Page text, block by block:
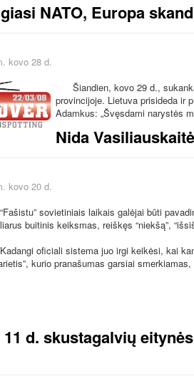
NATO, Europa
kovo 28 d.
Šiandien, kovo 29 d.,
provincijoje. Lietuva prisideda ir
Adamkus: „Švęsdami narystės
Nida
kovo 20 d.
sovietiniais laikais galėjai būti
buitinis keiksmas, reiškęs “niekšą”,
oficiali sistema juo irgi keikėsi, kai
kurio pranašumas garsiai
11 d. skustagalvių